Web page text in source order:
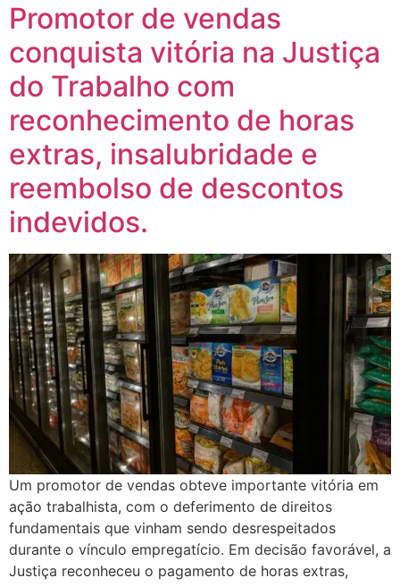
Promotor de vendas
conquista vitória na Justiça
do Trabalho com
reconhecimento de horas
extras, insalubridade e
reembolso de descontos
indevidos.
Um promotor de vendas obteve importante vitória em
ação trabalhista, com o deferimento de direitos
fundamentais que vinham sendo desrespeitados
durante o vínculo empregatício. Em decisão favorável, a
Justiça reconheceu o pagamento de horas extras,